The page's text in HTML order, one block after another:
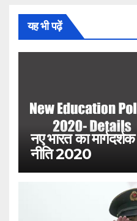
यह भी पढ़ें
नए भारत का
नीति 2020